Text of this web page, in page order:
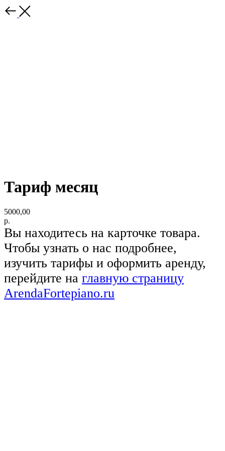
Тариф месяц
5000,00
р.
Вы находитесь на карточке товара.
Чтобы узнать о нас подробнее,
изучить тарифы и оформить аренду,
перейдите на главную страницу
ArendaFortepiano.ru